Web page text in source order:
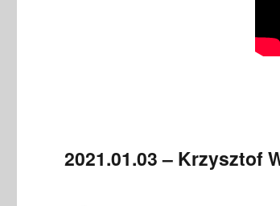
2021.01.03 – Krzysztof